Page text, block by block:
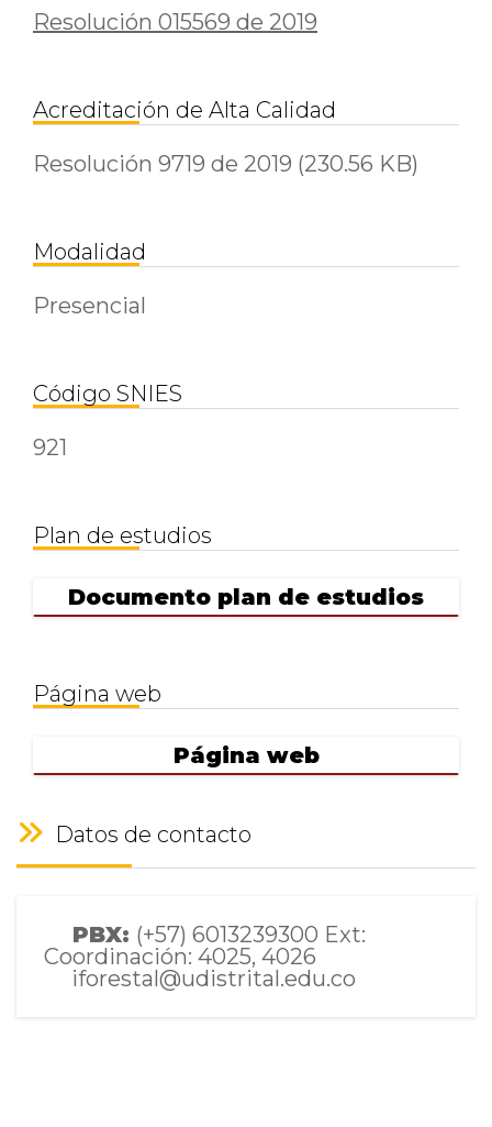
Resolución 015569 de 2019
Acreditación de Alta Calidad
Resolución 9719 de 2019 (230.56 KB)
Modalidad
Presencial
Código SNIES
921
Plan de estudios
Documento plan de estudios
Página web
Página web
Datos de contacto
PBX: (+57) 6013239300 Ext:
Coordinación: 4025, 4026
iforestal@udistrital.edu.co